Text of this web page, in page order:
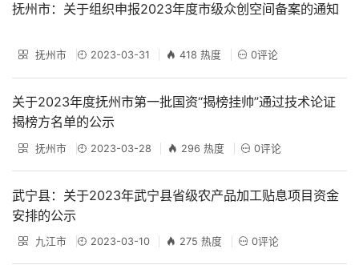
抚州市：关于组织申报2023年度市级众创空间备案的通知
抚州市 2023-03-31 418 热度 0评论
关于2023年度抚州市第一批国资“揭榜挂帅”通过技术论证
揭榜方名单的公示
抚州市 2023-03-28 296 热度 0评论
武宁县：关于2023年武宁县省级农产品加工贴息项目资金
安排的公示
九江市 2023-03-10 275 热度 0评论